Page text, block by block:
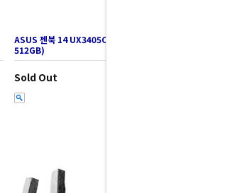
ASUS 젠북 14 UX3405CA-PZ199W (SSD
512GB)
Sold Out